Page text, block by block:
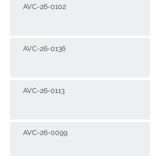
AVC-26-0102
AVC-26-0136
AVC-26-0113
AVC-26-0099